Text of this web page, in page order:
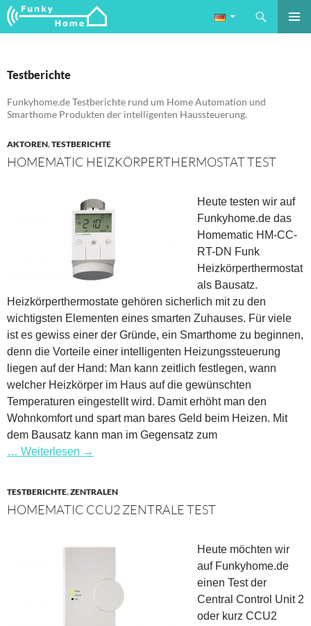
Funkyhome.de Online Magazin
Suchen
ZUM
Testberichte
Funkyhome.de Testberichte rund um Home Automation und
Smarthome Produkten der intelligenten Haussteuerung.
AKTOREN,TESTBERICHTE
HOMEMATIC HEIZKÖRPERTHERMOSTAT TEST
Heute testen wir auf
Funkyhome.de das
Homematic HM-CC-
RT-DN Funk
Heizkörperthermostat
als Bausatz.
Heizkörperthermostate gehören sicherlich mit zu den
wichtigsten Elementen eines smarten Zuhauses. Für viele
ist es gewiss einer der Gründe, ein Smarthome zu beginnen,
denn die Vorteile einer intelligenten Heizungssteuerung
liegen auf der Hand: Man kann zeitlich festlegen, wann
welcher Heizkörper im Haus auf die gewünschten
Temperaturen eingestellt wird. Damit erhöht man den
Wohnkomfort und spart man bares Geld beim Heizen. Mit
dem Bausatz kann man im Gegensatz zum
… Weiterlesen →
TESTBERICHTE,ZENTRALEN
HOMEMATIC CCU2 ZENTRALE TEST
Heute möchten wir
auf Funkyhome.de
einen Test der
Central Control Unit 2
oder kurz CCU2